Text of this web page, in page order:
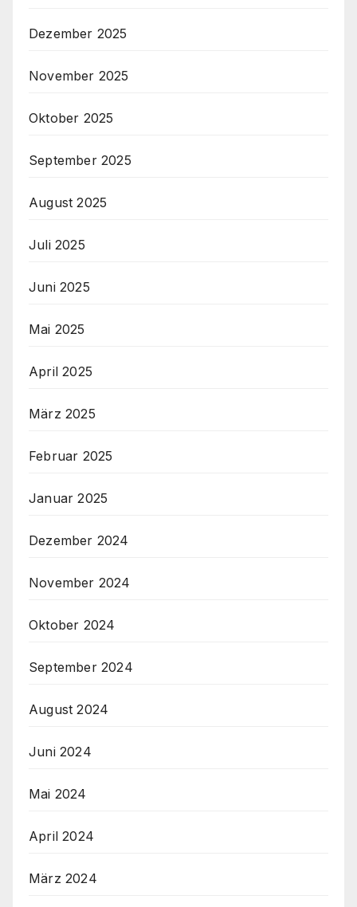
Dezember 2025
November 2025
Oktober 2025
September 2025
August 2025
Juli 2025
Juni 2025
Mai 2025
April 2025
März 2025
Februar 2025
Januar 2025
Dezember 2024
November 2024
Oktober 2024
September 2024
August 2024
Juni 2024
Mai 2024
April 2024
März 2024